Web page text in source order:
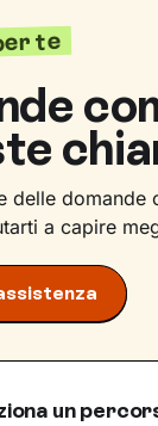
te
delle domande
a capire
un